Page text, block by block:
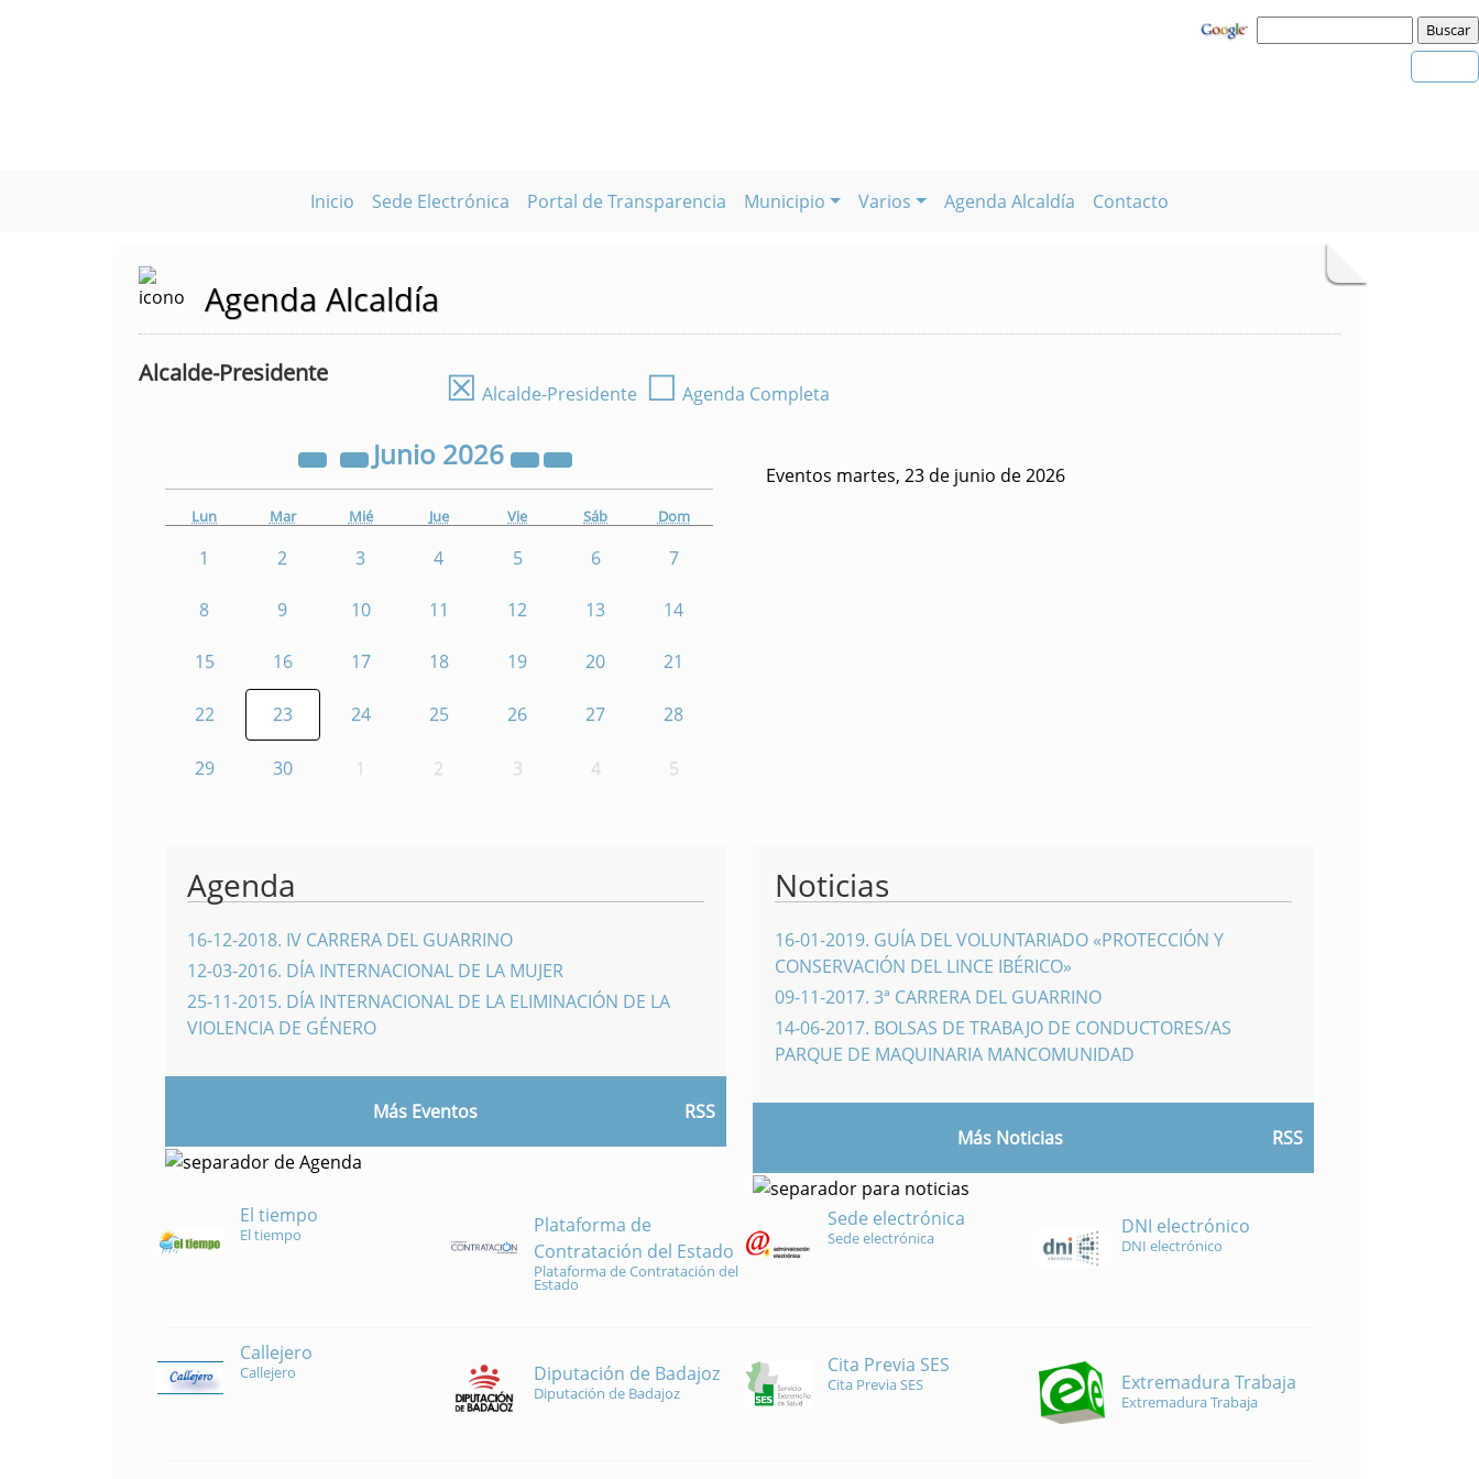
Inicio Sede Electrónica Portal de Transparencia Municipio Varios Agenda Alcaldía Contacto
Agenda Alcaldía
Alcalde-Presidente ☒ Alcalde-Presidente ☐ Agenda Completa
Junio 2026
Lun Mar Mié Jue Vie Sáb Dom
1 2 3 4 5 6 7
8 9 10 11 12 13 14
15 16 17 18 19 20 21
22 23 24 25 26 27 28
29 30 1 2 3 4 5
Eventos martes, 23 de junio de 2026
Agenda
16-12-2018. IV CARRERA DEL GUARRINO
12-03-2016. DÍA INTERNACIONAL DE LA MUJER
25-11-2015. DÍA INTERNACIONAL DE LA ELIMINACIÓN DE LA
VIOLENCIA DE GÉNERO
Más Eventos RSS
Noticias
16-01-2019. GUÍA DEL VOLUNTARIADO «PROTECCIÓN Y
CONSERVACIÓN DEL LINCE IBÉRICO»
09-11-2017. 3ª CARRERA DEL GUARRINO
14-06-2017. BOLSAS DE TRABAJO DE CONDUCTORES/AS
PARQUE DE MAQUINARIA MANCOMUNIDAD
Más Noticias RSS
El tiempo
El tiempo
Plataforma de
Contratación del Estado
Plataforma de Contratación del
Estado
Sede electrónica
Sede electrónica DNI electrónico
DNI electrónico
Callejero
Callejero Diputación de Badajoz
Diputación de Badajoz
Cita Previa SES
Cita Previa SES Extremadura Trabaja
Extremadura Trabaja